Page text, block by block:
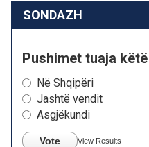
SONDAZH
Pushimet tuaja
Në Shqipëri
Jashtë vendit
Asgjëkundi
Vote View Results